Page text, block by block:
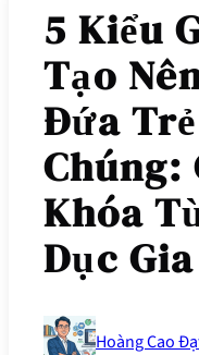
5 Kiểu
Tạo
Đứa
Chúng:
Khóa
Dục
Hoàng Cao